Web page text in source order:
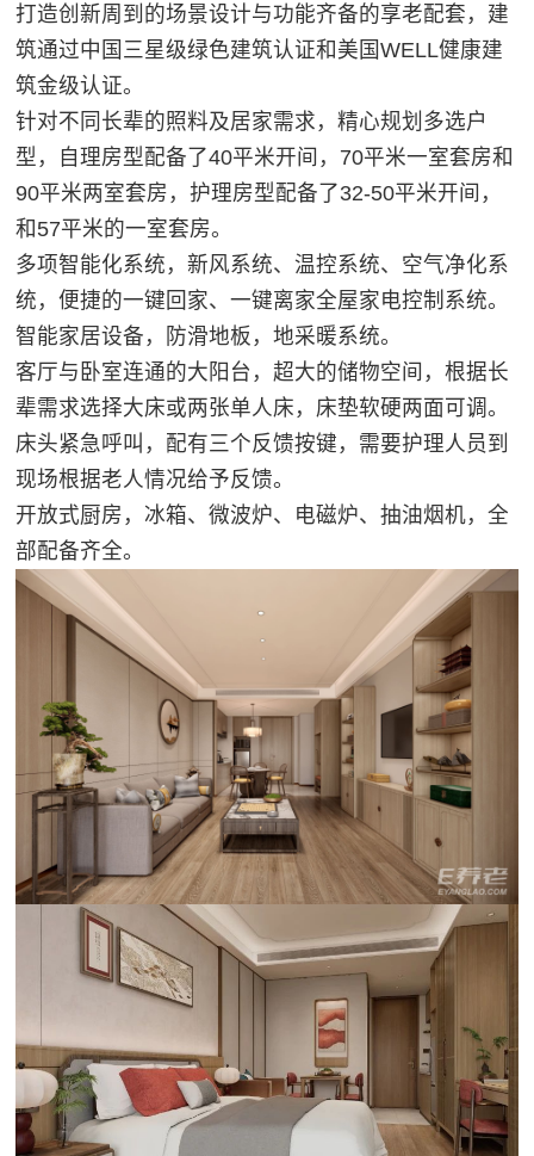
打造创新周到的场景设计与功能齐备的享老配套，建
筑通过中国三星级绿色建筑认证和美国WELL健康建
筑金级认证。
针对不同长辈的照料及居家需求，精心规划多选户
型，自理房型配备了40平米开间，70平米一室套房和
90平米两室套房，护理房型配备了32-50平米开间，
和57平米的一室套房。
多项智能化系统，新风系统、温控系统、空气净化系
统，便捷的一键回家、一键离家全屋家电控制系统。
智能家居设备，防滑地板，地采暖系统。
客厅与卧室连通的大阳台，超大的储物空间，根据长
辈需求选择大床或两张单人床，床垫软硬两面可调。
床头紧急呼叫，配有三个反馈按键，需要护理人员到
现场根据老人情况给予反馈。
开放式厨房，冰箱、微波炉、电磁炉、抽油烟机，全
部配备齐全。